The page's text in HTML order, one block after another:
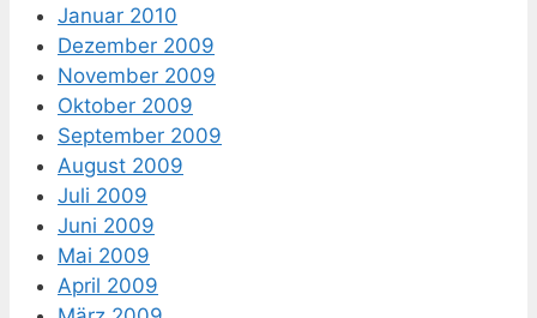
Januar 2010
Dezember 2009
November 2009
Oktober 2009
September 2009
August 2009
Juli 2009
Juni 2009
Mai 2009
April 2009